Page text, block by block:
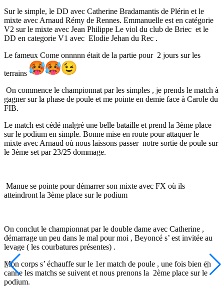
Sur le simple, le DD avec Catherine Bradamantis de Plérin et le
mixte avec Arnaud Rémy de Rennes. Emmanuelle est en catégorie
V2 sur le mixte avec Jean Philippe Le viol du club de Briec et le
DD en categorie V1 avec Elodie Jehan du Rec .
Le fameux Come onnnnn était de la partie pour 2 jours sur les
terrains
On commence le championnat par les simples , je prends le match à
gagner sur la phase de poule et me pointe en demie face à Carole du
FIB.
Le match est cédé malgré une belle bataille et prend la 3ème place
sur le podium en simple. Bonne mise en route pour attaquer le
mixte avec Arnaud où nous laissons passer notre sortie de poule sur
le 3ème set par 23/25 dommage.
Manue se pointe pour démarrer son mixte avec FX où ils
atteindront la 3ème place sur le podium
On conclut le championnat par le double dame avec Catherine ,
démarrage un peu dans le mal pour moi , Beyoncé s’ est invitée au
levage ( les courbatures présentes) .
Mon corps s’ échauffe sur le 1er match de poule , une fois bien en
canne les matchs se suivent et nous prenons la 2ème place sur le
podium.